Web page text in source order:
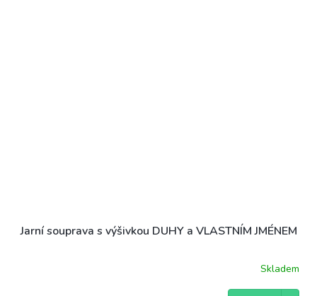
Jarní souprava s výšivkou DUHY a VLASTNÍM JMÉNEM
Skladem